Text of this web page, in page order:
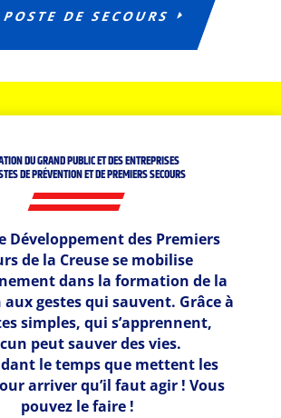
DE SECOURS
DU GRAND PUBLIC ET DES ENTREPRISES
DE PRÉVENTION ET DE PREMIERS SECOURS
Développement des Premiers
de la Creuse se mobilise
dans la formation de la
gestes qui sauvent. Grâce à
simples, qui s’apprennent,
peut sauver des vies.
le temps que mettent les
arriver qu’il faut agir ! Vous
pouvez le faire !